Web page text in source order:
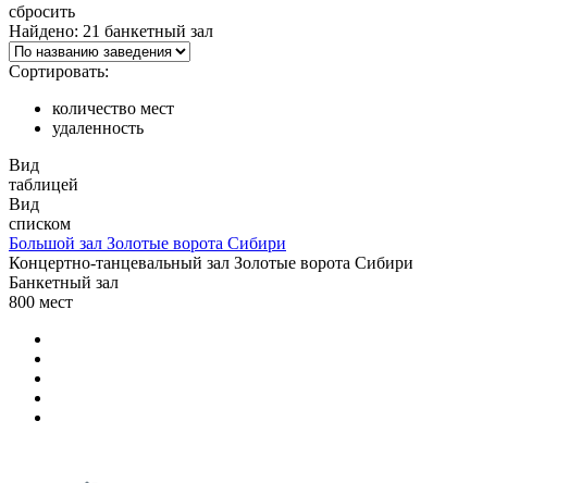
сбросить
Найдено: 21 банкетный зал
Сортировать:
количество мест
удаленность
Вид
таблицей
Вид
списком
Большой зал Золотые ворота Сибири
Концертно-танцевальный зал Золотые ворота Сибири
Банкетный зал
800 мест